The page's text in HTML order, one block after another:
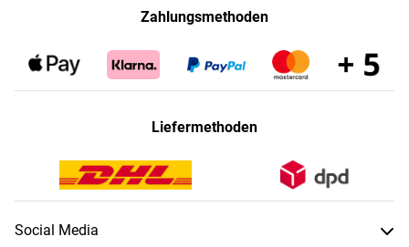
Zahlungsmethoden
Liefermethoden
Social Media